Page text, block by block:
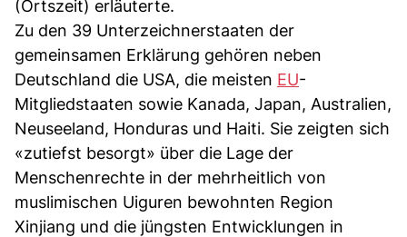
(Ortszeit) erläuterte.
Zu den 39 Unterzeichnerstaaten der
gemeinsamen Erklärung gehören neben
Deutschland die USA, die meisten EU-
Mitgliedstaaten sowie Kanada, Japan, Australien,
Neuseeland, Honduras und Haiti. Sie zeigten sich
«zutiefst besorgt» über die Lage der
Menschenrechte in der mehrheitlich von
muslimischen Uiguren bewohnten Region
Xinjiang und die jüngsten Entwicklungen in